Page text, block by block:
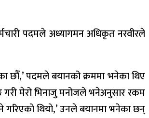
पदमले अध्यागमन अधिकृत नरवीरले
छौँ,’ पदमले बयानको क्रममा भनेका थिए
गरी मेरो भिनाजु मनोजले भनेअनुसार रकम
गरिएको थियो,’ उनले बयानमा भनेका छन्